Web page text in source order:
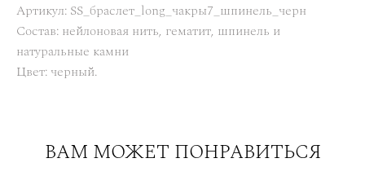
Артикул: SS_браслет_long_чакры7_шпинель_черн
Состав: нейлоновая нить, гематит, шпинель и
натуральные камни
Цвет: черный.
ВАМ МОЖЕТ ПОНРАВИТЬСЯ